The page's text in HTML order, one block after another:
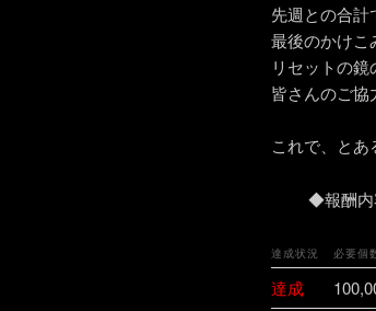
先週との合計
最後のかけこ
リセットの鏡
皆さんのご協
これで、とあ
◆報酬内
達成状況 必要個
達成